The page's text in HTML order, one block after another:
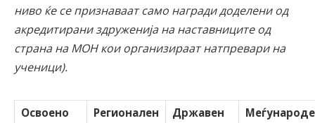
ниво ќе се признаваат само награди доделени од
акредитирани здруженија на наставниците од
страна на МОН кои организираат натпревари на
ученици).
Освоено
Регионален
Државен